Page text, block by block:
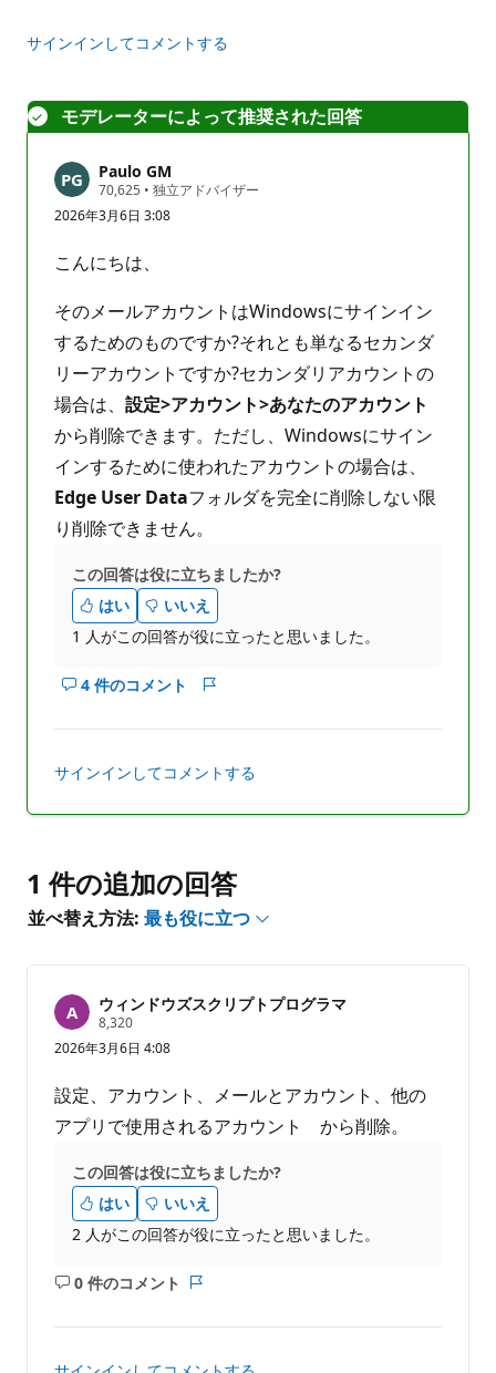
ト
サインインしてコメントする
モデレーターによって推奨された回答
Paulo GM
70,625 評
の
ン
• 独立アドバイザー
2026年3月6日 3:08
こんにちは、
そのメールアカウントはWindowsにサインイン
するためのものですか?それとも単なるセカンダ
リーアカウントですか?セカンダリアカウントの
場合は、 設定>アカウント>あなたのアカウント
から削除できます。ただし、Windowsにサイン
インするために使われたアカウントの場合は、
Edge User Dataフォルダを完全に削除しない限
り削除できません。
この回答は役に立ちましたか?
はい
いいえ
1 人がこの回答が役に立ったと思いました。
4 件のコメント
こ
答
の
コ
ト
を
表
る
ト
サインインしてコメントする
1 件の追加の回答
並べ替え方法: 最も役に立つ
ウィンドウズスクリプトプログラマ
8,320評
価
の
イ
ン
ト
2026年3月6日 4:08
設定、アカウント、メールとアカウント、他の
アプリで使用されるアカウント から削除。
この回答は役に立ちましたか?
はい
いいえ
2 人がこの回答が役に立ったと思いました。
0 件のコメント
コ
ト
ト